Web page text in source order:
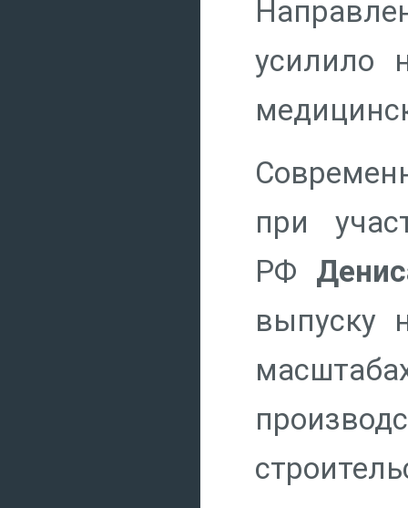
усилило
при
РФ
выпуску